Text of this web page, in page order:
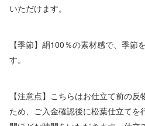
いただけます。
【季節】絹100％の素材感で、季節
す。
【注意点】こちらはお仕立て前の
ため、ご入金確認後に松葉仕立てを